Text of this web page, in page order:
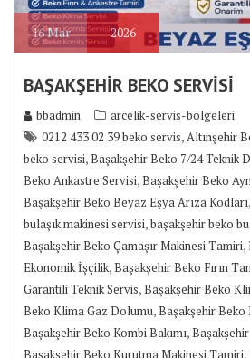
16Mar 2026
BAŞAKŞEHİR BEKO SERVİSİ
bbadmin
arcelik-servis-bolgeleri
0212 433 02 39 beko servis,Altınşehir
beko servisi,Başakşehir Beko 7/24 Teknik
Beko Ankastre Servisi,Başakşehir Beko
Başakşehir Beko Beyaz Eşya Arıza Kodları,
bulaşık makinesi servisi,başakşehir beko
Başakşehir Beko Çamaşır Makinesi Tamiri,
Ekonomik İşçilik,Başakşehir Beko Fırın
Garantili Teknik Servis,Başakşehir Beko
Beko Klima Gaz Dolumu,Başakşehir
Başakşehir Beko Kombi Bakımı,
Başakşehir Beko Kurutma Makinesi Tamiri,